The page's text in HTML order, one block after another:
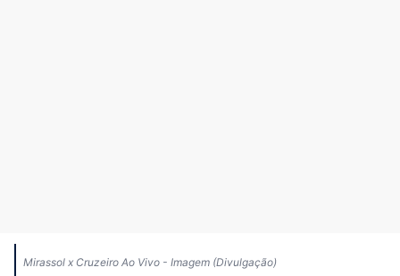
Mirassol x Cruzeiro Ao Vivo - Imagem (Divulgação)